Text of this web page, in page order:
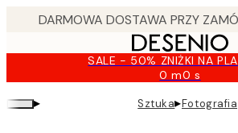
SALE - 50% ZNIŻKI NA
0 m0 s
Ważny
do:
2026-
▸ Sztuka▸Fotografia